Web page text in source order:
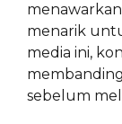
menarik
media ini,
sebelum